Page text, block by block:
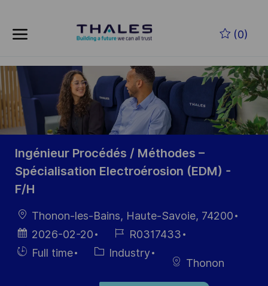
(0)
-
Ingénieur Procédés / Méthodes –
Spécialisation Electroérosion (EDM) -
F/H
Ort
Thonon-les-Bains, Haute-Savoie, 74200
Datum der
Veröffentlichung
2026-02-20
Job-
ID
R0317433
Einstellunngstyp
Full time Kategorie
Industry
Thonon